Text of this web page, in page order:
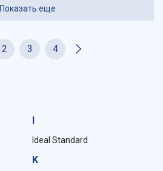
Показать еще
2 3 4
I
Ideal Standard
K